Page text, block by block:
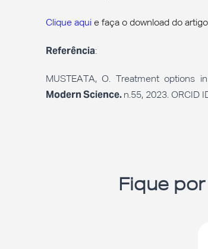
Clique aqui e faça o download do
Referência:
MUSTEATA, O. Treatment options
Modern Science. n.55, 2023. ORCID
Fique